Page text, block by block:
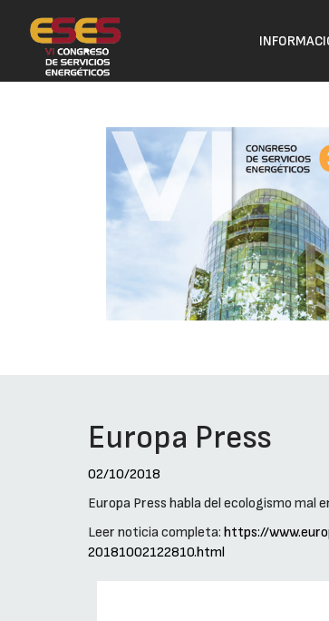
Europa Press
02/10/2018
Europa Press habla del ecologismo mal
Leer noticia completa: https://
20181002122810.html